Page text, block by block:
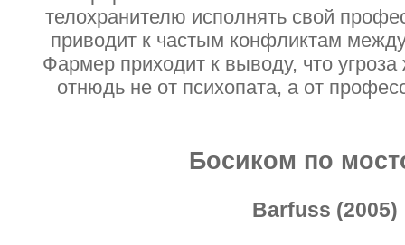
телохранителю исполнять свой
приводит к частым конфликтам
Фармер приходит к выводу, что
отнюдь не от психопата, а от
Босиком по
Barfuss (2005)